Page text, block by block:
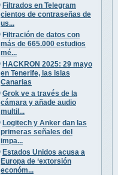
Filtrados en Telegram
cientos de contraseñas de
us...
Filtración de datos con
más de 665.000 estudios
mé...
HACKRON 2025: 29 mayo
en Tenerife, las islas
Canarias
Grok ve a través de la
cámara y añade audio
multil...
Logitech y Anker dan las
primeras señales del
impa...
Estados Unidos acusa a
Europa de ‘extorsión
económ...